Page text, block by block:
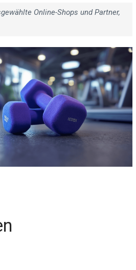
Online-Shops und Partner,